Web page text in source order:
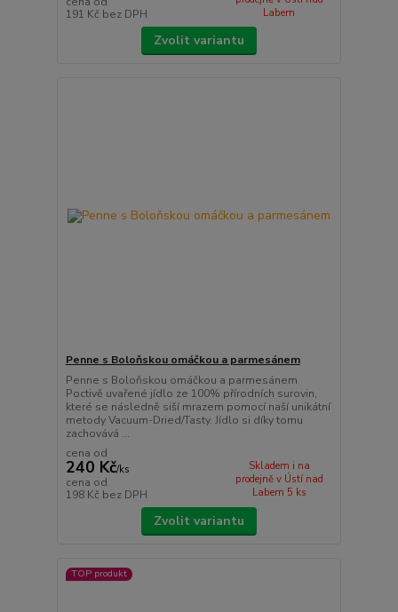
191 Kč bez DPH
Labem
Zvolit variantu
Penne s Boloňskou omáčkou a parmesánem
Penne s Boloňskou omáčkou a parmesánem
Poctivě uvařené jídlo ze 100% přírodních surovin,
které se následně siší mrazem pomocí naší unikátní
metody Vacuum-Dried/Tasty. Jídlo si díky tomu
zachovává ...
cena od
240 Kč/ks
cena od
198 Kč bez DPH
Skladem i na
prodejně v Ústí nad
Labem 5 ks
Zvolit variantu
TOP produkt